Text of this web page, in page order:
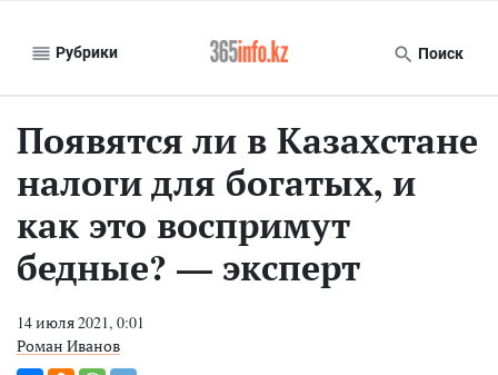
Рубрики Поиск
Появятся ли в Казахстане
налоги для богатых, и
как это воспримут
бедные? — эксперт
14 июля 2021, 0:01
Роман Иванов